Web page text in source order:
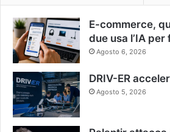
E-commerce,
due usa l’IA
Agosto 6, 2026
DRIV-ER
Agosto 5, 2026